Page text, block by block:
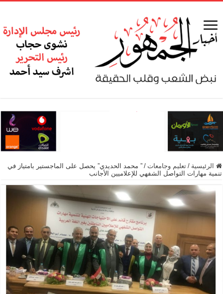
الرئيسية / تعليم وجامعات / ” محمد الحديدي” يحصل على الماجستير بامتياز في
تنمية مهارات التواصل الشفهي للإعلاميين الأجانب